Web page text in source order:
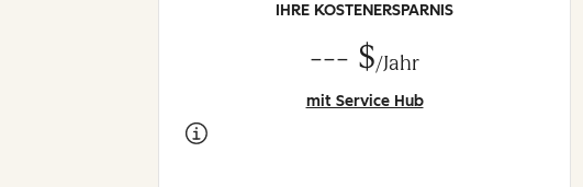
IHRE KOSTENERSPARNIS
--- $/Jahr
mit Service Hub